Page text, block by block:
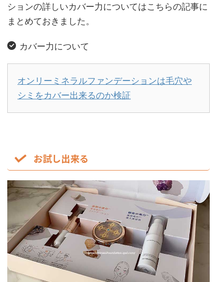
ションの詳しいカバー力についてはこちらの記事に
まとめておきました。
カバー力について
オンリーミネラルファンデーションは毛穴や
シミをカバー出来るのか検証
お試し出来る